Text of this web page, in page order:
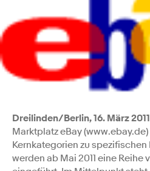
Dreilinden/Berlin, 16. März 2011
Marktplatz eBay
Kernkategorien zu
werden ab Mai 2011 eine Reihe